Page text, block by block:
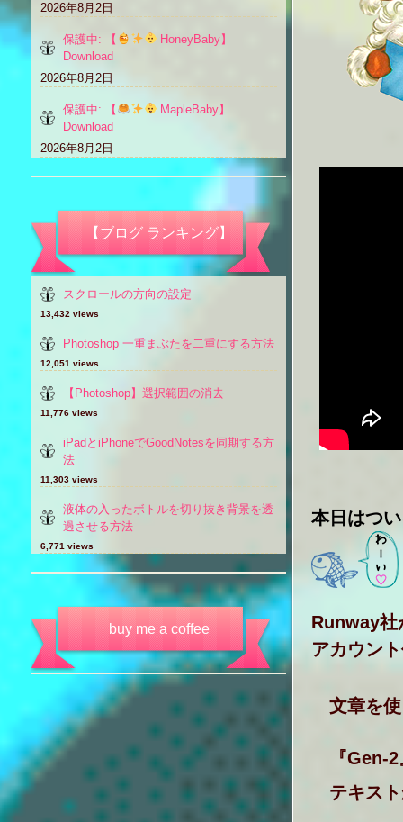
本日はつ
Runway社
アカウン
文章を
『Gen-
テキス
2026年8月2日
保護中: 【
HoneyBaby】
Download
2026年8月2日
保護中: 【
MapleBaby】
Download
2026年8月2日
【ブログ ランキング】
スクロールの方向の設定
13,432 views
Photoshop 一重まぶたを二重にする方法
12,051 views
【Photoshop】選択範囲の消去
11,776 views
iPadとiPhoneでGoodNotesを同期する方
法
11,303 views
液体の入ったボトルを切り抜き背景を透
過させる方法
6,771 views
buy me a coffee